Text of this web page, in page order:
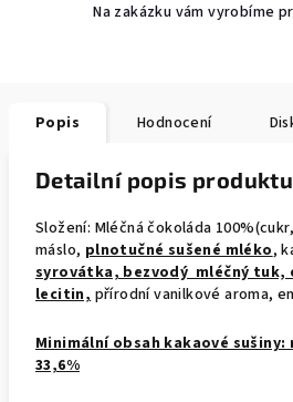
Na zakázku vám vyrobíme
Popis Hodnocení
Detailní popis produktu
Složení: Mléčná čokoláda
máslo, plnotučné sušené mléko,
syrovátka, bezvodý mléčný tuk,
lecitin,přírodní vanilkové aroma,
Minimální obsah kakaové sušiny:
33,6%